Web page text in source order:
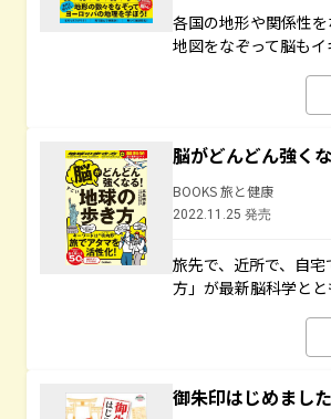
各国の地形や関係性
地図をなぞって脳もイ
脳がどんどん強く
BOOKS 旅と健康
2022.11.25 発売
旅先で、近所で、自
方」が最新脳科学と
御朱印はじめま